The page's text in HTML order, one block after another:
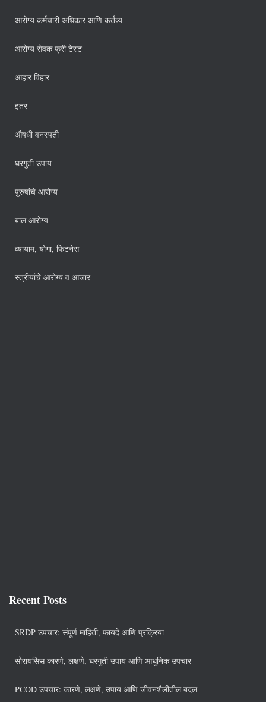
आरोग्य कर्मचारी अधिकार आणि कर्तव्य
आरोग्य सेवक फ्री टेस्ट
आहार विहार
इतर
औषधी वनस्पती
घरगुती उपाय
पुरुषांचे आरोग्य
बाल आरोग्य
व्यायाम, योगा, फिटनेस
स्त्रीयांचे आरोग्य व आजार
Recent Posts
SRDP उपचार: संपूर्ण माहिती, फायदे आणि प्रक्रिया
सोरायसिस कारणे, लक्षणे, घरगुती उपाय आणि आधुनिक उपचार
PCOD उपचार: कारणे, लक्षणे, उपाय आणि जीवनशैलीतील बदल